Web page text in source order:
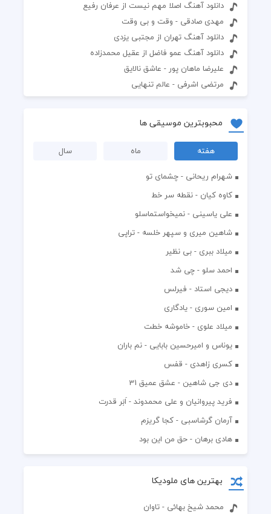
دانلود آهنگ اصلا مهم نیست از عرفان رفیع
مهدی صادقی - وقت و بی وقت
دانلود آهنگ تهران از مجتبی یزدی
دانلود آهنگ عمو فاضل از عقیل محمدزاده
علیرضا ماهان پور - عاشق نالایق
مرتضی اشرفی - عالم تنهایی
محبوبترین موسیقی ها
هفته ماه
سال
شهرام ریحانی - چشمای تو
کاوه کیان - نقطه سر خط
علی یاسینی - نمیخواستماسلو
شاهین میری و سپهر خلسه - تراپی
میلاد ببری - بی نظیر
احمد سلو - چی شد
دیجی استاد - فیرلس
امین سوری - یادگاری
میلاد علوی - خاموشه خطت
یوناس و امیرحسین بابایی - نم باران
کسری زاهدی - قفس
دی جی شاهین - عشق عمیق 31
فرید پیروانیان و علی محمدوند - اَبَر قدرت
آرمان گرشاسبی - کجا گریزم
هادی برهان - حق من این بود
بهترین های ملودیکا
محمد شیخ بهائی - تاوان